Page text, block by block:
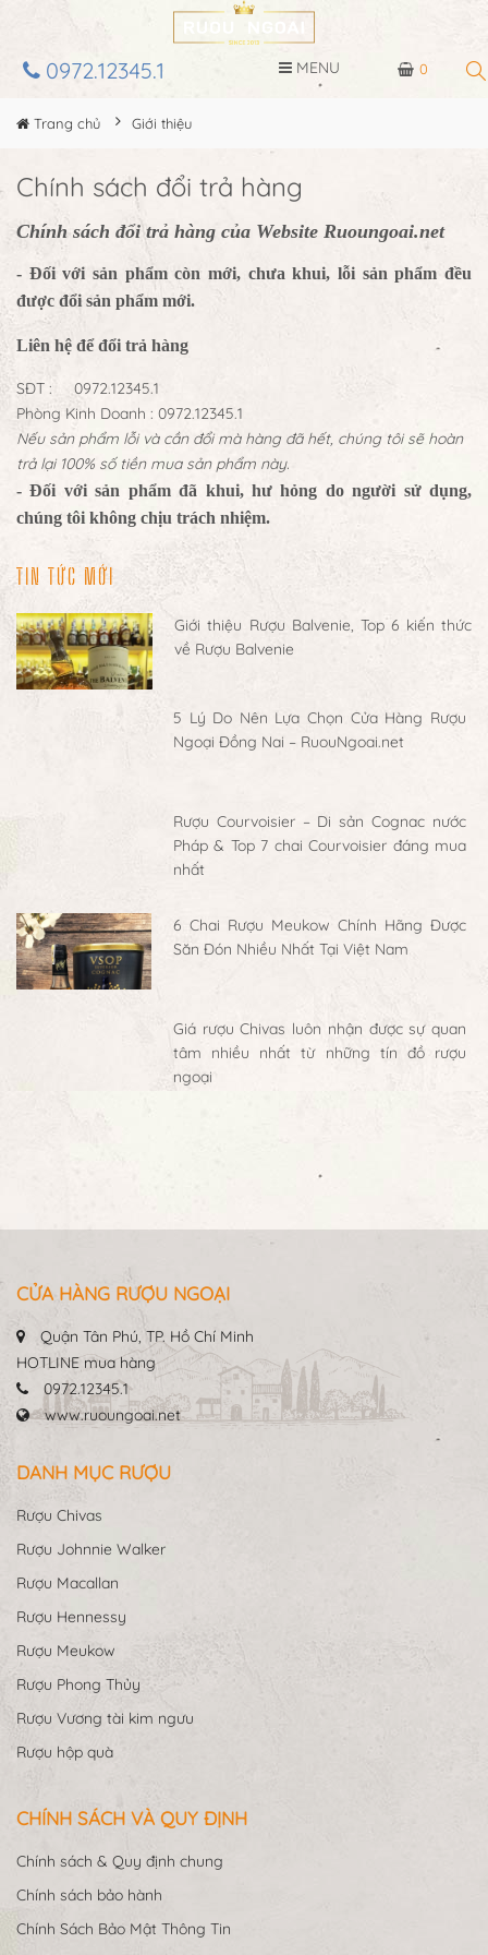
0
0972.12345.1 MENU
Trang chủ Giới thiệu
Chính sách đổi trả hàng
Chính sách đổi trả hàng của Website Ruoungoai.net
- Đối với sản phẩm còn mới, chưa khui, lỗi sản phẩm đều
được đổi sản phẩm mới.
Liên hệ để đổi trả hàng
SĐT : 0972.12345.1
Phòng Kinh Doanh : 0972.12345.1
Nếu sản phẩm lỗi và cần đổi mà hàng đã hết, chúng tôi sẽ hoàn
trả lại 100% số tiền mua sản phẩm này.
- Đối với sản phẩm đã khui, hư hỏng do người sử dụng,
chúng tôi không chịu trách nhiệm.
TIN TỨC MỚI
Giới thiệu Rượu Balvenie, Top 6 kiến thức
về Rượu Balvenie
5 Lý Do Nên Lựa Chọn Cửa Hàng Rượu
Ngoại Đồng Nai – RuouNgoai.net
Rượu Courvoisier – Di sản Cognac nước
Pháp & Top 7 chai Courvoisier đáng mua
nhất
6 Chai Rượu Meukow Chính Hãng Được
Săn Đón Nhiều Nhất Tại Việt Nam
Giá rượu Chivas luôn nhận được sự quan
tâm nhiều nhất từ những tín đồ rượu
ngoại
CỬA HÀNG RƯỢU NGOẠI
Quận Tân Phú, TP. Hồ Chí Minh
HOTLINE mua hàng
0972.12345.1
www.ruoungoai.net
DANH MỤC RƯỢU
Rượu Chivas
Rượu Johnnie Walker
Rượu Macallan
Rượu Hennessy
Rượu Meukow
Rượu Phong Thủy
Rượu Vương tài kim ngưu
Rượu hộp quà
CHÍNH SÁCH VÀ QUY ĐỊNH
Chính sách & Quy định chung
Chính sách bảo hành
Chính Sách Bảo Mật Thông Tin